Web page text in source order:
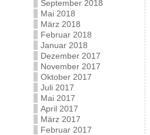
September 2018
Mai 2018
März 2018
Februar 2018
Januar 2018
Dezember 2017
November 2017
Oktober 2017
Juli 2017
Mai 2017
April 2017
März 2017
Februar 2017